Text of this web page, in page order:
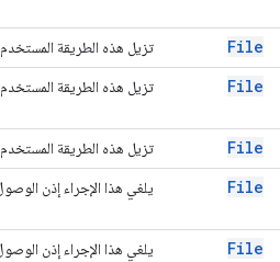
File تزيل هذه الطريقة
File تزيل هذه الطريقة
File تزيل هذه الطريقة
File يلغي هذا الإجراء إذن
File يلغي هذا الإجراء إذن